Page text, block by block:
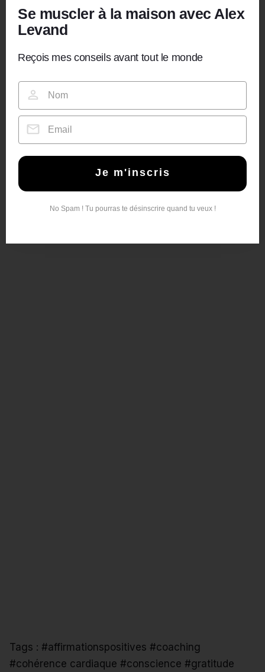
Tags : #affirmationspositives #coaching
#cohérence cardiaque #conscience #gratitude
Se muscler à la maison avec Alex
Levand
Reçois mes conseils avant tout le monde
Je m'inscris
No Spam ! Tu pourras te désinscrire quand tu veux !